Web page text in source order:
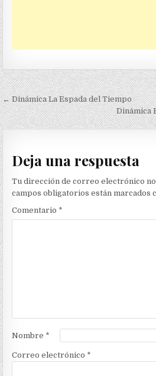
Navegación
de
entradas
← Dinámica La Espada del Tiempo
Dinámica
Deja una respuesta
Tu dirección de correo electrónico
campos obligatorios están marcados
Comentario *
Nombre *
Correo electrónico *